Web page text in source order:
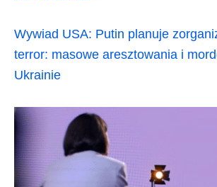
Wywiad USA: Putin planuje
terror: masowe aresztowania i
Ukrainie